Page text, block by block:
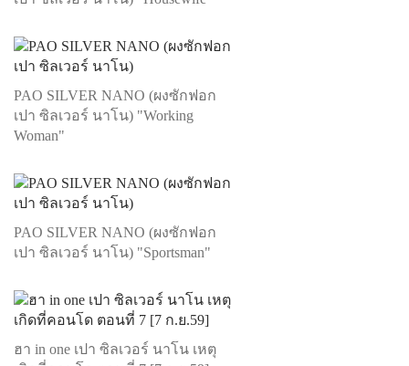
PAO SILVER NANO (ผงซักฟอก
เปา ซิลเวอร์ นาโน) "Working
Woman"
PAO SILVER NANO (ผงซักฟอก
เปา ซิลเวอร์ นาโน) "Sportsman"
ฮา in one เปา ซิลเวอร์ นาโน เหตุ